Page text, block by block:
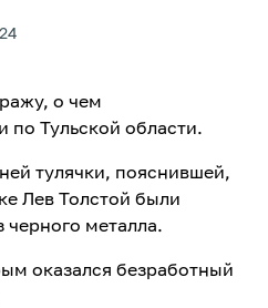
о чем
Тульской области.
тулячки, пояснившей,
Лев Толстой были
черного металла.
оказался безработный